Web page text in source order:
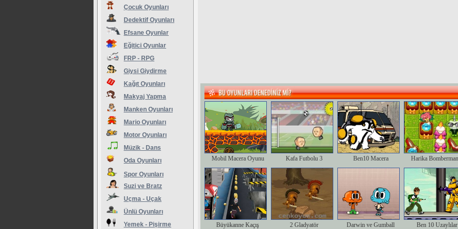
Çocuk Oyunları
Dedektif Oyunları
Efsane Oyunlar
Eğitici Oyunlar
FRP - RPG
Giysi Giydirme
Kağıt Oyunları
Makyaj Yapma
Manken Oyunları
Mario Oyunları
Motor Oyunları
Müzik - Dans
Oda Oyunları
Spor Oyunları
Suzi ve Bratz
Uçma - Uçak
Ünlü Oyunları
Yemek - Pişirme
Mobil Macera Oyunu Kafa Futbolu 3 Ben10 Macera Harika
Büyükanne Kaçış 2 Gladyatör Darwin ve Gumball Ben 10 Uzaylılar